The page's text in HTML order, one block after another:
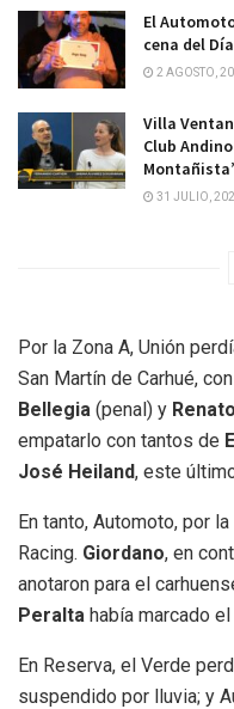
El
cena del
2 AGOSTO,
Villa
Club
31 JULIO,
Por la Zona A, Unión
San Martín de Carhué,
Bellegia (penal) y
empatarlo con tantos de
José Heiland, este
En tanto, Automoto, por
Racing. Giordano, en
anotaron para el
Peralta había marcado
En Reserva, el Verde
suspendido por lluvia; y